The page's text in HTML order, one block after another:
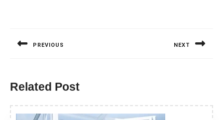
PREVIOUS NEXT
Related Post